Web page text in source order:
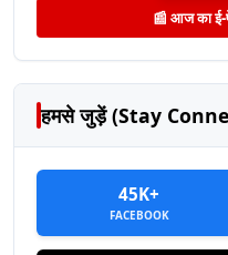
📰 आज का ई-
हमसे जुड़ें (Stay
45K+
FACEBOOK